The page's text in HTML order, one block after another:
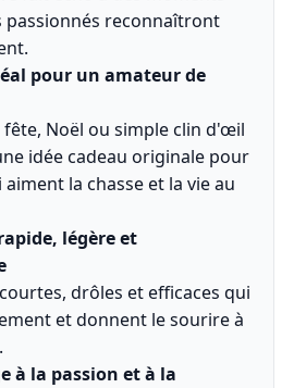
passionnés reconnaîtront
pour un amateur de
fête, Noël ou simple clin d'œil
idée cadeau originale pour
la chasse et la vie au
légère et
drôles et efficaces qui
et donnent le sourire à
à la passion et à la